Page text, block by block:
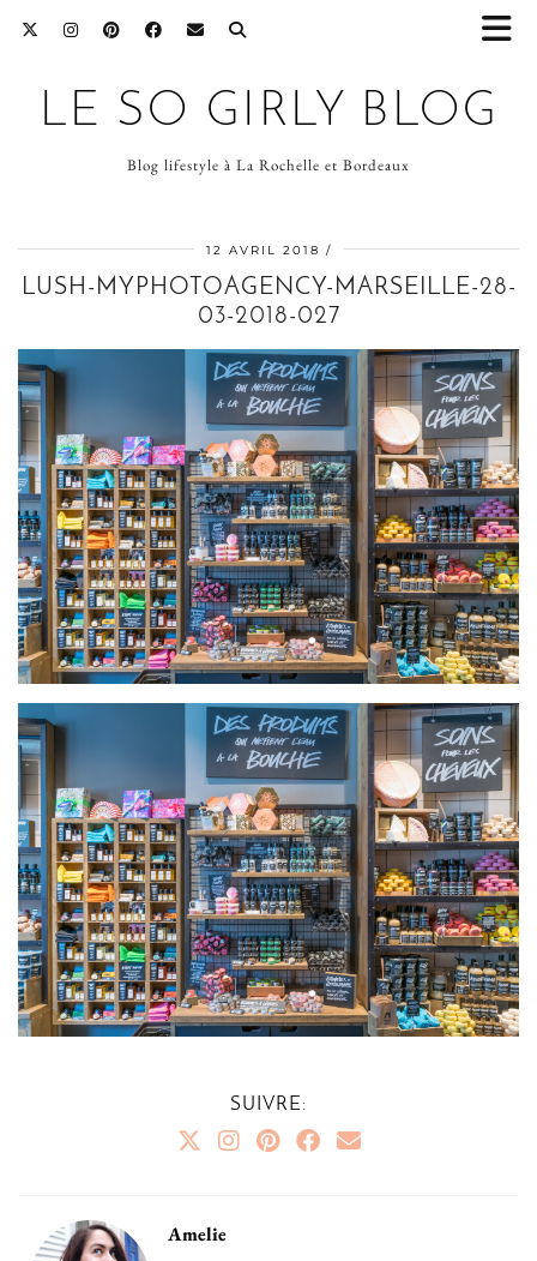
LE SO GIRLY BLOG
Blog lifestyle à La Rochelle et Bordeaux
12 AVRIL 2018
LUSH-MYPHOTOAGENCY-MARSEILLE-28-
03-2018-027
SUIVRE:
Amelie